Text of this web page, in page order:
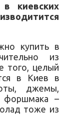
в киевских
купить в
из
того, целый
в Киев в
джемы,
форшмака –
тоже из